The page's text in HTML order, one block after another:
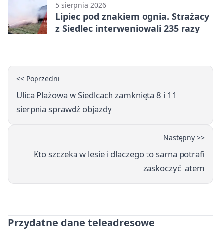
5 sierpnia 2026
Lipiec pod znakiem ognia. Strażacy
z Siedlec interweniowali 235 razy
<< Poprzedni
Ulica Plażowa w Siedlcach zamknięta 8 i 11
sierpnia sprawdź objazdy
Następny >>
Kto szczeka w lesie i dlaczego to sarna potrafi
zaskoczyć latem
Przydatne dane teleadresowe